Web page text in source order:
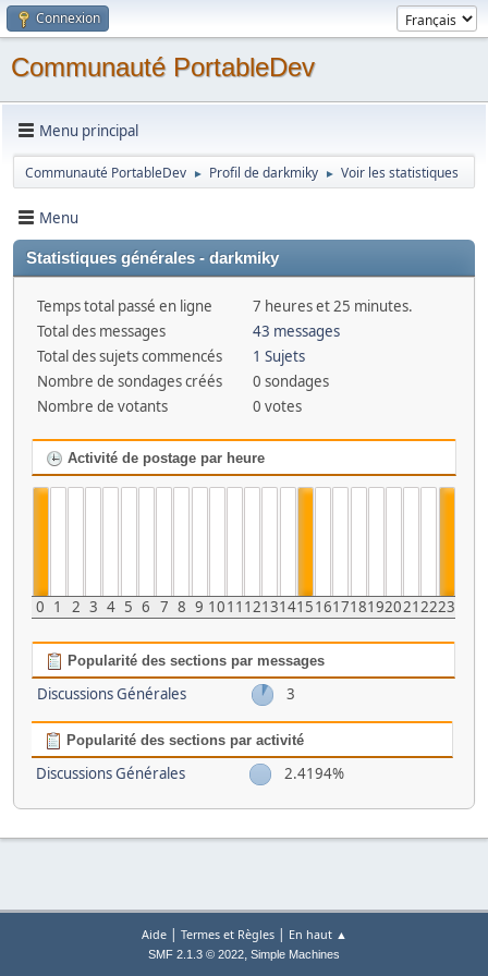
Connexion
Communauté PortableDev
Menu principal
Communauté PortableDev ► Profil de darkmiky ► Voir les statistiques
Menu
Statistiques générales - darkmiky
Temps total passé en ligne
7 heures et 25 minutes.
Total des messages
43 messages
Total des sujets commencés
1 Sujets
Nombre de sondages créés
0 sondages
Nombre de votants
0 votes
Activité de postage par heure
0 1 2 3 4 5 6 7 8 9 1011 121314151617181920212223
Popularité des sections par messages
Discussions Générales 3
Popularité des sections par activité
Discussions Générales 2.4194%
Aide| Termes et Règles| En haut ▲
SMF 2.1.3 © 2022, Simple Machines